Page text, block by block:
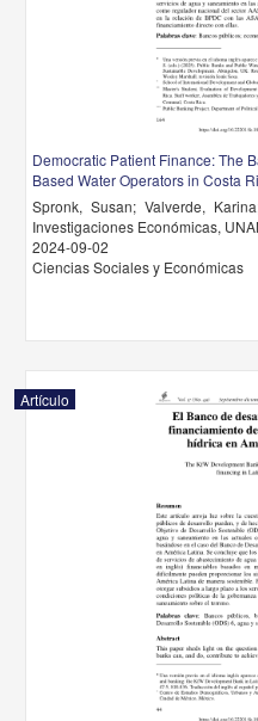
Democratic Patient Finance: The
Based Water Operators in Costa
Spronk, Susan; Valverde,
Investigaciones Económicas,
2024-09-02
Ciencias Sociales y Económicas
Artículo